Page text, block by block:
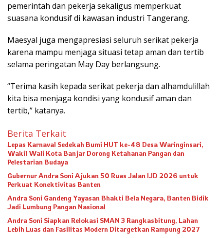
pemerintah dan pekerja sekaligus memperkuat
suasana kondusif di kawasan industri Tangerang.
Maesyal juga mengapresiasi seluruh serikat pekerja
karena mampu menjaga situasi tetap aman dan tertib
selama peringatan May Day berlangsung.
“Terima kasih kepada serikat pekerja dan alhamdulillah
kita bisa menjaga kondisi yang kondusif aman dan
tertib,” katanya.
Berita Terkait
Lepas Karnaval Sedekah Bumi HUT ke-48 Desa Waringinsari,
Wakil Wali Kota Banjar Dorong Ketahanan Pangan dan
Pelestarian Budaya
Gubernur Andra Soni Ajukan 50 Ruas Jalan IJD 2026 untuk
Perkuat Konektivitas Banten
Andra Soni Gandeng Yayasan Bhakti Bela Negara, Banten Bidik
Jadi Lumbung Pangan Nasional
Andra Soni Siapkan Relokasi SMAN 3 Rangkasbitung, Lahan
Lebih Luas dan Fasilitas Modern Ditargetkan Rampung 2027